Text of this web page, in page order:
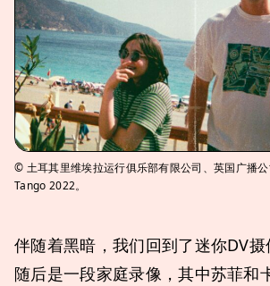
© 土耳其里维埃拉运行俱乐部有限公司、英国广播
Tango 2022。
伴随着黑暗，我们回到了迷你DV摄
随后是一段家庭录像，其中苏菲和